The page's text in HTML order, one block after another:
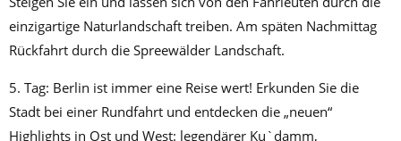
einzigartige Naturlandschaft treiben. Am späten Nachmittag
Rückfahrt durch die Spreewälder Landschaft.
5. Tag: Berlin ist immer eine Reise wert! Erkunden Sie die
Stadt bei einer Rundfahrt und entdecken die „neuen“
Highlights in Ost und West: legendärer Ku`damm,